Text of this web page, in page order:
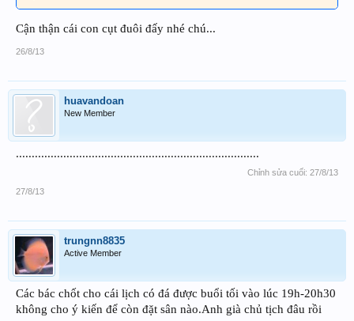
Cận thận cái con cụt đuôi đấy nhé chú...
26/8/13
huavandoan
New Member
.............................................................................
Chỉnh sửa cuối: 27/8/13
27/8/13
trungnn8835
Active Member
Các bác chốt cho cái lịch có đá được buổi tối vào lúc 19h-20h30
không cho ý kiến để còn đặt sân nào.Anh già chủ tịch đâu rồi